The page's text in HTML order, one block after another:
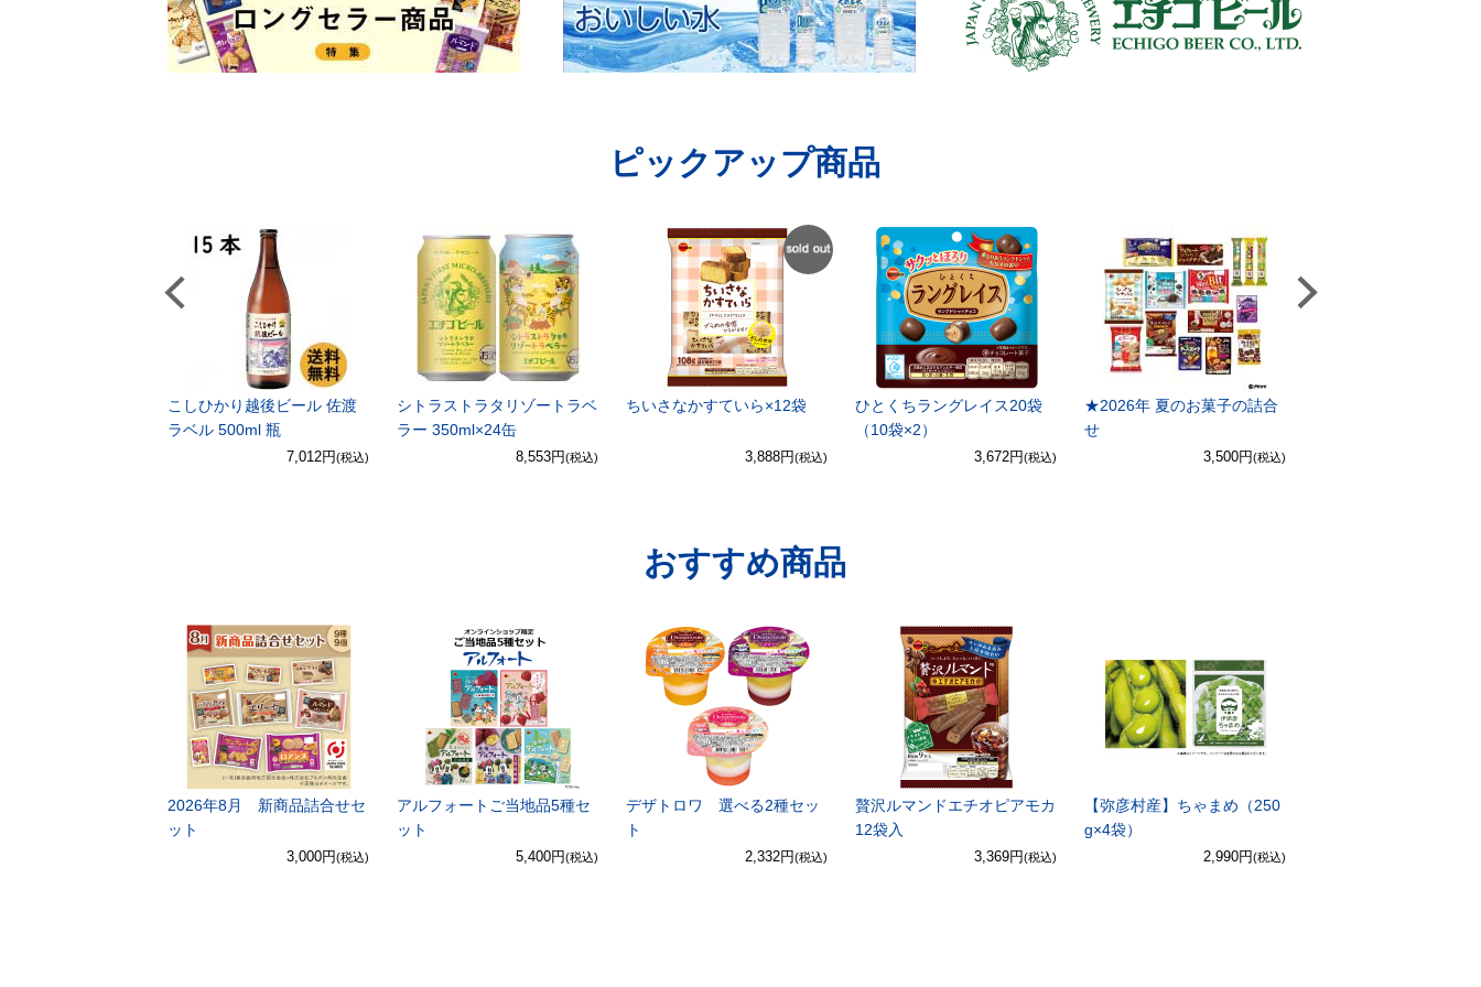
ピックアップ商品
Previous
こしひかり越後ビール 佐渡
ラベル 500ml 瓶
7,012円(税込)
シトラストラタリゾートラベ
ラー 350ml×24缶
8,553円(税込)
ちいさなかすていら×12袋
3,888円(税込)
ひとくちラングレイス20袋
（10袋×2）
3,672円(税込)
★2026年 夏のお菓子の詰合
せ
3,500円(税込)
Next
おすすめ商品
2026年8月 新商品詰合せセ
ット
3,000円(税込)
アルフォートご当地品5種セ
ット
5,400円(税込)
デザトロワ 選べる2種セッ
ト
2,332円(税込)
贅沢ルマンドエチオピアモカ
12袋入
3,369円(税込)
【弥彦村産】ちゃまめ（250
g×4袋）
2,990円(税込)